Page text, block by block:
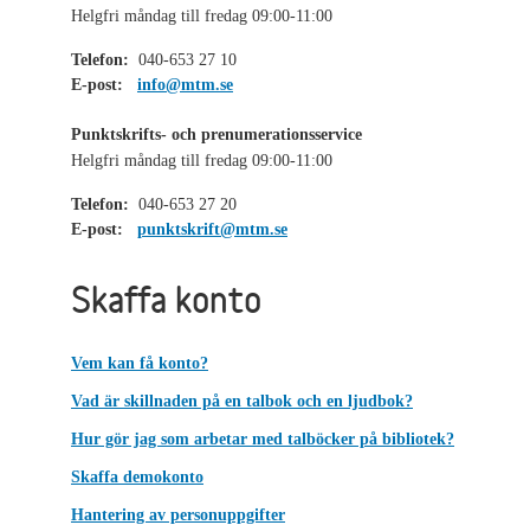
Helgfri måndag till fredag 09:00-11:00
Telefon: 040-653 27 10
E-post:
info@mtm.se
Punktskrifts- och prenumerationsservice
Helgfri måndag till fredag 09:00-11:00
Telefon: 040-653 27 20
E-post:
punktskrift@mtm.se
Skaffa konto
Vem kan få konto?
Vad är skillnaden på en talbok och en ljudbok?
Hur gör jag som arbetar med talböcker på bibliotek?
Skaffa demokonto
Hantering av personuppgifter